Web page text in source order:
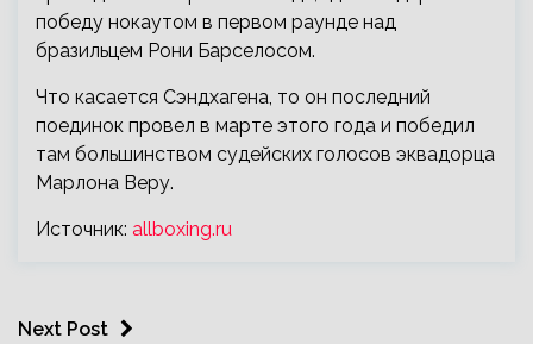
победу нокаутом в первом раунде над
бразильцем Рони Барселосом.
Что касается Сэндхагена, то он последний
поединок провел в марте этого года и победил
там большинством судейских голосов эквадорца
Марлона Веру.
Источник: allboxing.ru
Next Post